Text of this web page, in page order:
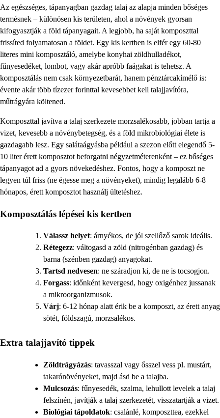
Az egészséges, tápanyagban gazdag talaj az alapja minden bőséges
termésnek – különösen kis területen, ahol a növények gyorsan
kifogyasztják a föld tápanyagait. A legjobb, ha saját komposzttal
frissíted folyamatosan a földet. Egy kis kertben is elfér egy 60-80
literes mini komposztáló, amelybe konyhai zöldhulladékot,
fűnyesedéket, lombot, vagy akár apróbb faágakat is tehetsz. A
komposztálás nem csak környezetbarát, hanem pénztárcakímélő is:
évente akár több tízezer forinttal kevesebbet kell talajjavítóra,
műtrágyára költened.
Komposzttal javítva a talaj szerkezete morzsalékosabb, jobban tartja a
vizet, kevesebb a növénybetegség, és a föld mikrobiológiai élete is
gazdagabb lesz. Egy salátaágyásba például a szezon előtt elegendő 5-
10 liter érett komposztot beforgatni négyzetméterenként – ez bőséges
tápanyagot ad a gyors növekedéshez. Fontos, hogy a komposzt ne
legyen túl friss (ne égesse meg a növényeket), mindig legalább 6-8
hónapos, érett komposztot használj ültetéshez.
Komposztálás lépései kis kertben
Válassz helyet: árnyékos, de jól szellőző sarok ideális.
Rétegezz: váltogasd a zöld (nitrogénban gazdag) és
barna (szénben gazdag) anyagokat.
Tartsd nedvesen: ne száradjon ki, de ne is tocsogjon.
Forgass: időnként kevergesd, hogy oxigénhez jussanak
a mikroorganizmusok.
Várj: 6-12 hónap alatt érik be a komposzt, az érett anyag
sötét, földszagú, morzsalékos.
Extra talajjavító tippek
Zöldtrágyázás: tavasszal vagy ősszel vess pl. mustárt,
takarónövényeket, majd ásd be a talajba.
Mulcsozás: fűnyesedék, szalma, lehullott levelek a talaj
felszínén, javítják a talaj szerkezetét, visszatartják a vizet.
Biológiai tápoldatok: csalánlé, komposzttea, ezekkel